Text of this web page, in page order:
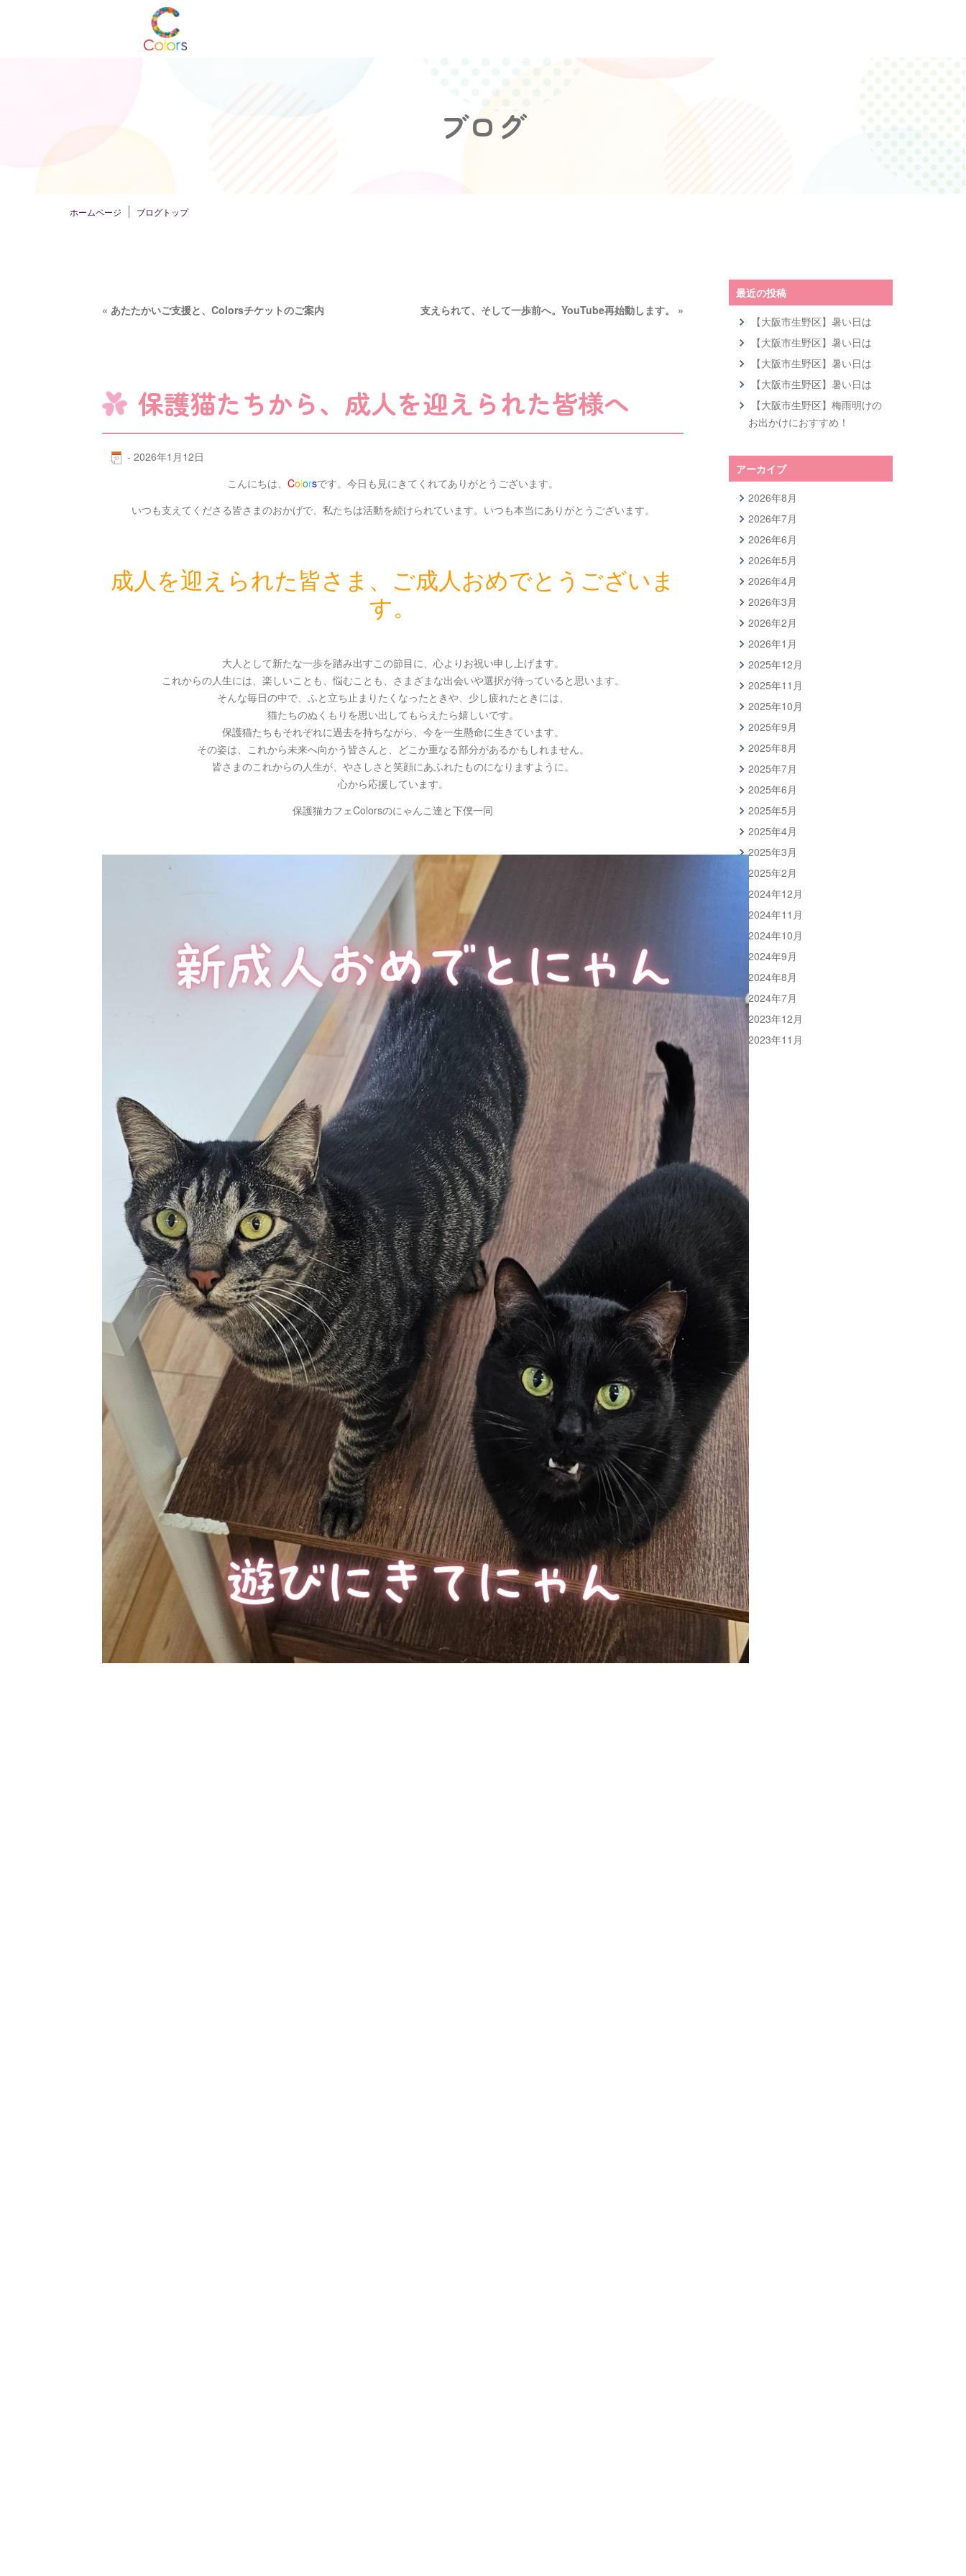
ブログ
ホームページ ブログトップ
« あたたかいご支援と、Colorsチケットのご案内 支えられて、そして一歩前へ。YouTube再始動します。 »
保護猫たちから、成人を迎えられた皆様へ
- 2026年1月12日
こんにちは、Colorsです。今日も見にきてくれてありがとうございます。
いつも支えてくださる皆さまのおかげで、私たちは活動を続けられています。いつも本当にありがとうございます。
成人を迎えられた皆さま、ご成人おめでとうございま
す。
大人として新たな一歩を踏み出すこの節目に、心よりお祝い申し上げます。
これからの人生には、楽しいことも、悩むことも、さまざまな出会いや選択が待っていると思います。
そんな毎日の中で、ふと立ち止まりたくなったときや、少し疲れたときには、
猫たちのぬくもりを思い出してもらえたら嬉しいです。
保護猫たちもそれぞれに過去を持ちながら、今を一生懸命に生きています。
その姿は、これから未来へ向かう皆さんと、どこか重なる部分があるかもしれません。
皆さまのこれからの人生が、やさしさと笑顔にあふれたものになりますように。
心から応援しています。
保護猫カフェColorsのにゃんこ達と下僕一同
最近の投稿
【大阪市生野区】暑い日は
【大阪市生野区】暑い日は
【大阪市生野区】暑い日は
【大阪市生野区】暑い日は
【大阪市生野区】梅雨明けの
お出かけにおすすめ！
アーカイブ
2026年8月
2026年7月
2026年6月
2026年5月
2026年4月
2026年3月
2026年2月
2026年1月
2025年12月
2025年11月
2025年10月
2025年9月
2025年8月
2025年7月
2025年6月
2025年5月
2025年4月
2025年3月
2025年2月
2024年12月
2024年11月
2024年10月
2024年9月
2024年8月
2024年7月
2023年12月
2023年11月